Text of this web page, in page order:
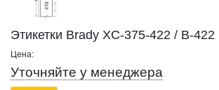
Этикетки Brady XC-375-422 / B-422
Цена:
Уточняйте у менеджера